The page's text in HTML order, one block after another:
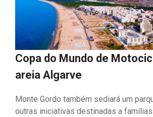
Copa do Mundo de
areia Algarve
Monte Gordo também sediará um
outras iniciativas destinadas a